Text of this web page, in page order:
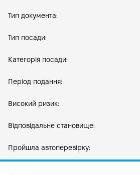
Тип документа:
Тип посади:
Категорія посади:
Період подання:
Високий ризик:
Відповідальне становище:
Пройшла автоперевірку: